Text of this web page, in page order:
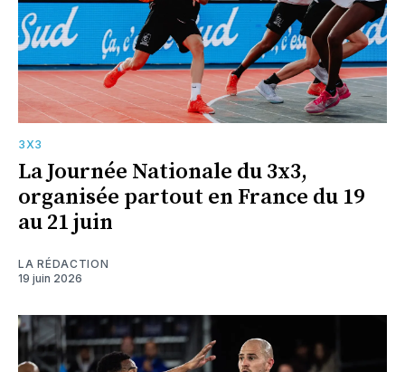
3X3
La Journée Nationale du 3x3,
organisée partout en France du 19
au 21 juin
LA RÉDACTION
19 juin 2026